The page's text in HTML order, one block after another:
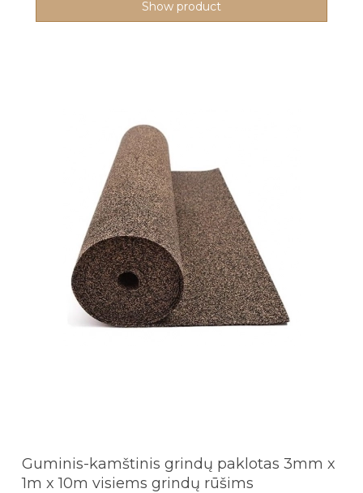
Show product
Guminis-kamštinis grindų paklotas 3mm x
1m x 10m visiems grindų rūšims